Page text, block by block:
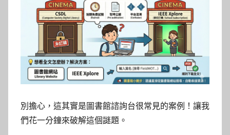
別擔心，這其實是圖書館諮詢台很常見的案例！讓我
們花一分鐘來破解這個謎題。